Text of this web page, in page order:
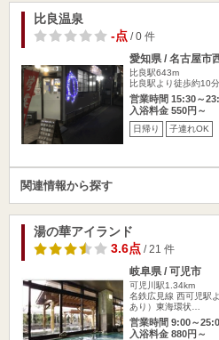
比良温泉
-点/ 0 件
愛知県 / 名古屋市
比良駅643m
比良駅より徒歩約10分
営業時間 15:30～
入浴料金 550円～
日帰り 子連れOK
関連情報から探す
湯の華アイランド
3.6点/ 21 件
岐阜県 / 可児市
可児川駅1.34km
名鉄広見線 西可児駅
あり）東海環状…
営業時間 9:00～
入浴料金 880円～